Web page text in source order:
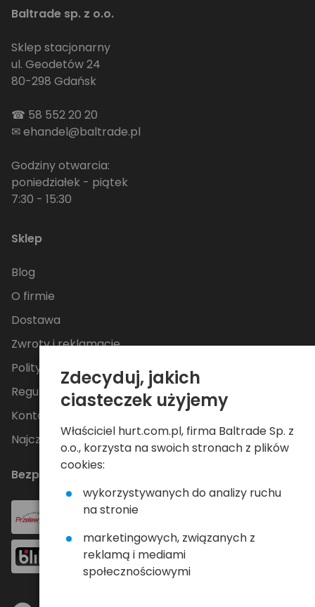
Baltrade sp. z o.o.
Sklep stacjonarny
ul. Geodetów 24
80-298 Gdańsk
☎ 58 552 20 20
✉ehandel@baltrade.pl
Godziny otwarcia:
poniedziałek - piątek
7:30 - 15:30
Sklep
Blog
O firmie
Dostawa
Zwroty i reklamacje
Polityka Prywatności
Regulamin
Kontakt
Najczęściej zadawane pytania
Bezpieczne płatności
Zdecyduj, jakich
ciasteczek użyjemy
Właściciel hurt.com.pl, firma Baltrade Sp. z
o.o., korzysta na swoich stronach z plików
cookies:
wykorzystywanych do analizy ruchu
na stronie
marketingowych, związanych z
reklamą i mediami
społecznościowymi